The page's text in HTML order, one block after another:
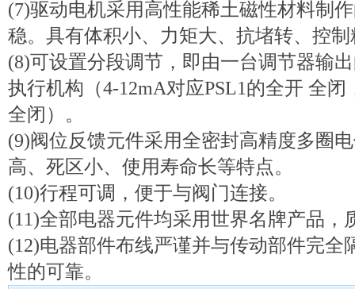
(7)驱动电机采用高性能稀土磁性材料制
稳。具有体积小、力矩大、抗堵转、控
(8)可设置分段调节，即由一台调节器输
执行机构（4-12mA对应PSL1的全开 全闭
全闭）。
(9)阀位反馈元件采用全密封高精度多圈
高、死区小、使用寿命长等特点。
(10)行程可调，便于与阀门连接。
(11)全部电器元件均采用世界名牌产品，
(12)电器部件布线严谨并与传动部件完全
性的可靠。